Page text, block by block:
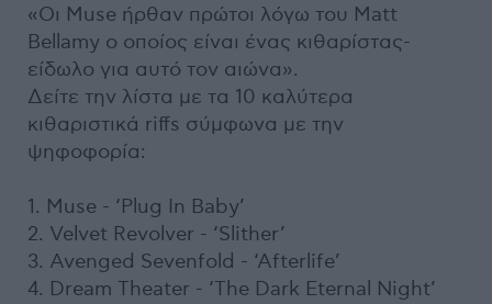
«Οι Muse ήρθαν πρώτοι λόγω του Matt
Bellamy ο οποίος είναι ένας κιθαρίστας-
είδωλο για αυτό τον αιώνα».
Δείτε την λίστα με τα 10 καλύτερα
κιθαριστικά riffs σύμφωνα με την
ψηφοφορία:
1. Muse - ‘Plug In Baby’
2. Velvet Revolver - ‘Slither’
3. Avenged Sevenfold - ‘Afterlife’
4. Dream Theater - ‘The Dark Eternal Night’